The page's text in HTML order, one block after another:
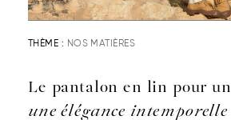
THÈME : NOS MATIÈRES
Le pantalon en lin pour un
une élégance intemporelle